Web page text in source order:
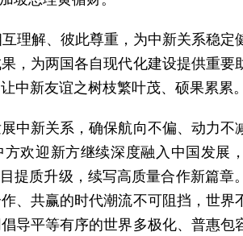
理解、彼此尊重，为中新关系稳定
，为两国各自现代化建设提供重要
中新友谊之树枝繁叶茂、硕果累累。
中新关系，确保航向不偏、动力不
欢迎新方继续深度融入中国发展
提质升级，续写高质量合作新篇章
、共赢的时代潮流不可阻挡，世界
导平等有序的世界多极化、普惠包